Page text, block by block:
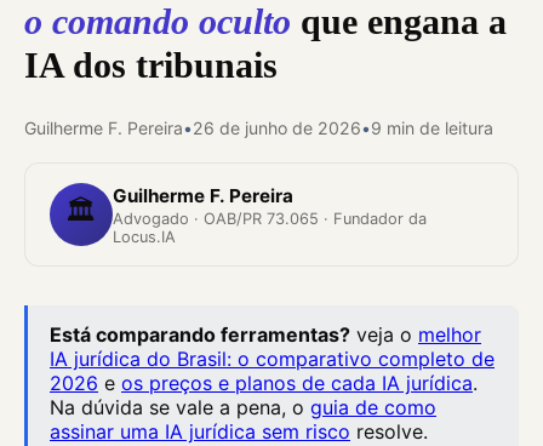
o comando oculto que engana a
IA dos tribunais
Guilherme F. Pereira•26 de junho de 2026•9 min de leitura
🏛️ Guilherme F. Pereira
Advogado · OAB/PR 73.065 · Fundador da
Locus.IA
Está comparando ferramentas? veja o melhor
IA jurídica do Brasil: o comparativo completo de
2026 e os preços e planos de cada IA jurídica.
Na dúvida se vale a pena, o guia de como
assinar uma IA jurídica sem risco resolve.